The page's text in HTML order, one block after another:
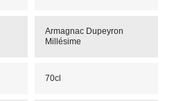
Armagnac Dupeyron
Millésime
70cl